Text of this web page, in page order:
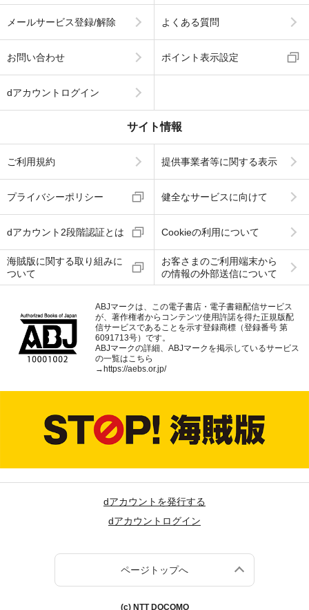
メールサービス登録/解除 よくある質問
お問い合わせ ポイント表示設定
dアカウントログイン
サイト情報
ご利用規約 提供事業者等に関する表示
プライバシーポリシー 健全なサービスに向けて
dアカウント2段階認証とは Cookieの利用について
海賊版に関する取り組みに
ついて
お客さまのご利用端末から
の情報の外部送信について
ABJマークは、この電子書店・電子書籍配信サービス
が、著作権者からコンテンツ使用許諾を得た正規版配
信サービスであることを示す登録商標（登録番号 第
6091713号）です。
ABJマークの詳細、ABJマークを掲示しているサービス
の一覧はこちら
→https://aebs.or.jp/
dアカウントを発行する
dアカウントログイン
ページトップへ
(c) NTT DOCOMO